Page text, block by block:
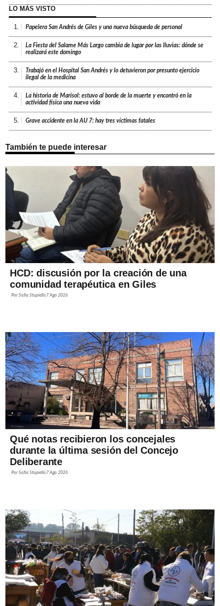
LO MÁS VISTO
1. Papelera San Andrés de Giles y una nueva búsqueda de personal
2.
La Fiesta del Salame Más Largo cambia de lugar por las lluvias: dónde se
realizará este domingo
3.
Trabajó en el Hospital San Andrés y lo detuvieron por presunto ejercicio
ilegal de la medicina
4.
La historia de Marisol: estuvo al borde de la muerte y encontró en la
actividad física una nueva vida
5. Grave accidente en la AU 7: hay tres víctimas fatales
También te puede interesar
HCD: discusión por la creación de una
comunidad terapéutica en Giles
PorSofía Stupiello 7 Ago 2026
Qué notas recibieron los concejales
durante la última sesión del Concejo
Deliberante
PorSofía Stupiello 7 Ago 2026